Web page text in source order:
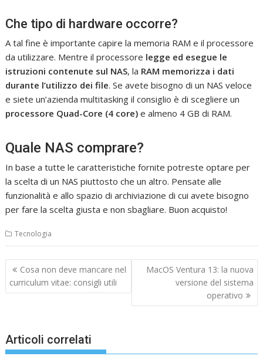
Che tipo di hardware occorre?
A tal fine è importante capire la memoria RAM e il processore
da utilizzare. Mentre il processore legge ed esegue le
istruzioni contenute sul NAS, la RAM memorizza i dati
durante l’utilizzo dei file. Se avete bisogno di un NAS veloce
e siete un’azienda multitasking il consiglio è di scegliere un
processore Quad-Core (4 core) e almeno 4 GB di RAM.
Quale NAS comprare?
In base a tutte le caratteristiche fornite potreste optare per
la scelta di un NAS piuttosto che un altro. Pensate alle
funzionalità e allo spazio di archiviazione di cui avete bisogno
per fare la scelta giusta e non sbagliare. Buon acquisto!
Tecnologia
Navigazione
articoli
Cosa non deve mancare nel
curriculum vitae: consigli utili
MacOS Ventura 13: la nuova
versione del sistema
operativo
Articoli correlati